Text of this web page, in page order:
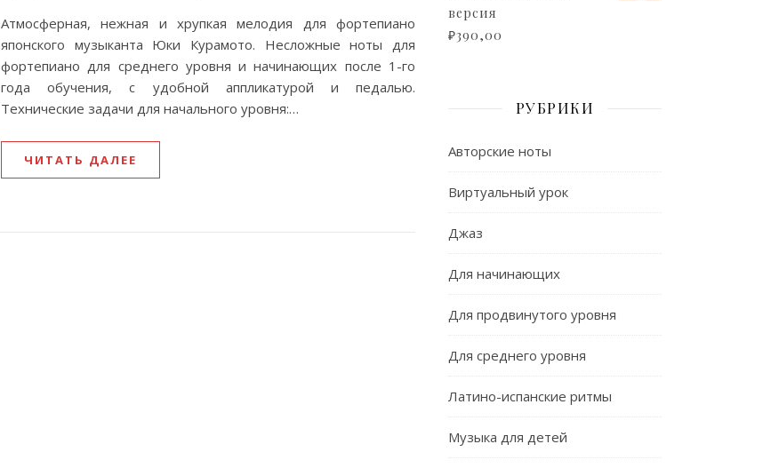
Атмосферная, нежная и хрупкая мелодия для фортепиано
японского музыканта Юки Курамото. Несложные ноты для
фортепиано для среднего уровня и начинающих после 1-го
года обучения, с удобной аппликатурой и педалью.
Технические задачи для начального уровня:…
ЧИТАТЬ ДАЛЕЕ
версия
₽390,00
РУБРИКИ
Авторские ноты
Виртуальный урок
Джаз
Для начинающих
Для продвинутого уровня
Для среднего уровня
Латино-испанские ритмы
Музыка для детей